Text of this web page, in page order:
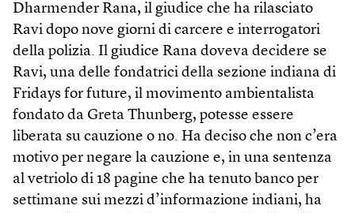
Dharmender Rana, il giudice che ha rilasciato
Ravi dopo nove giorni di carcere e interrogatori
della polizia. Il giudice Rana doveva decidere se
Ravi, una delle fondatrici della sezione indiana di
Fridays for future, il movimento ambientalista
fondato da Greta Thunberg, potesse essere
liberata su cauzione o no. Ha deciso che non c’era
motivo per negare la cauzione e, in una sentenza
al vetriolo di 18 pagine che ha tenuto banco per
settimane sui mezzi d’informazione indiani, ha